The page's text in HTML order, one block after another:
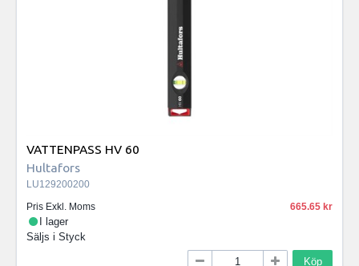
VATTENPASS HV 60
Hultafors
LU129200200
Pris Exkl. Moms
665.65
I lager
Säljs i Styck
Köp